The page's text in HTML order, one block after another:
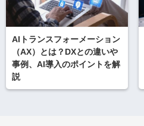
AIトランスフォーメーション
（AX）とは？DXとの違いや
事例、AI導入のポイントを解
説